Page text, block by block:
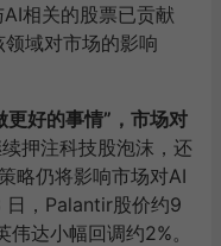
相关的股票已贡献
域对市场的影响
更好的事情”，市场对
押注科技股泡沫，还
略仍将影响市场对AI
日，Palantir股价约9
达小幅回调约2%。